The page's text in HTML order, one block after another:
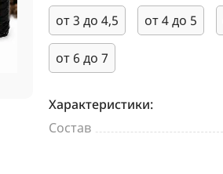
от 3 до 4,5
от 4 до 5
от 6 до 7
Характеристики:
Состав